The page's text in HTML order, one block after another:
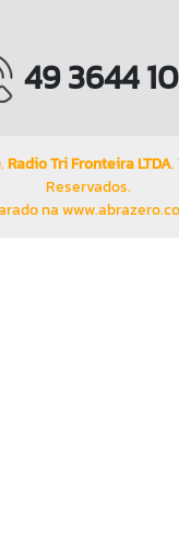
49 3644
Radio Tri Fronteira LTDA.
Reservados.
na